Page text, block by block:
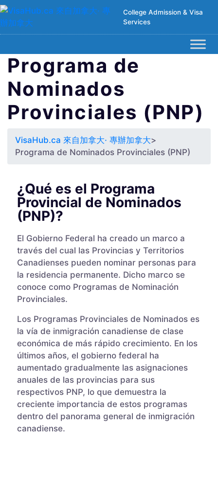
College Admission & Visa
Services
Programa de
Nominados
Provinciales (PNP)
VisaHub.ca 來自加拿大· 專辦加拿大>
Programa de Nominados Provinciales (PNP)
¿Qué es el Programa
Provincial de Nominados
(PNP)?
El Gobierno Federal ha creado un marco a
través del cual las Provincias y Territorios
Canadienses pueden nominar personas para
la residencia permanente. Dicho marco se
conoce como Programas de Nominación
Provinciales.
Los Programas Provinciales de Nominados es
la vía de inmigración canadiense de clase
económica de más rápido crecimiento. En los
últimos años, el gobierno federal ha
aumentado gradualmente las asignaciones
anuales de las provincias para sus
respectivos PNP, lo que demuestra la
creciente importancia de estos programas
dentro del panorama general de inmigración
canadiense.